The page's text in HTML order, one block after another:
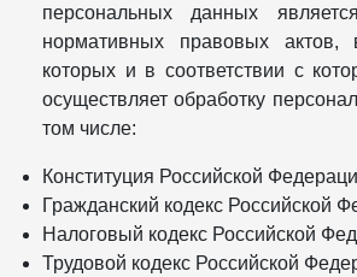
персональных данных
нормативных правовых актов,
которых и в соответствии с
осуществляет обработку
том числе:
Конституция Российской
Гражданский кодекс Российской
Налоговый кодекс Российской
Трудовой кодекс Российской